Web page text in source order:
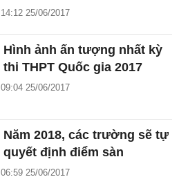
14:12 25/06/2017
Hình ảnh ấn tượng nhất kỳ
thi THPT Quốc gia 2017
09:04 25/06/2017
Năm 2018, các trường sẽ tự
quyết định điểm sàn
06:59 25/06/2017